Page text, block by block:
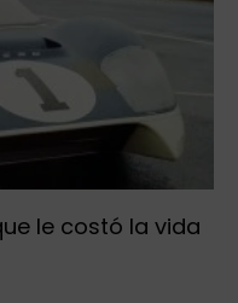
le costó la vida